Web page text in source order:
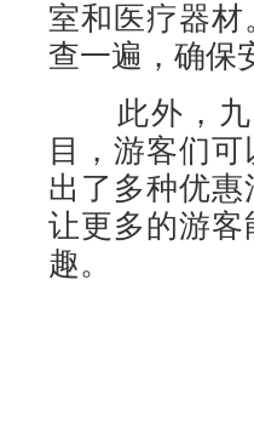
室和医疗器
查一遍，确保
此外，九
目，游客们
出了多种优
让更多的游
趣。